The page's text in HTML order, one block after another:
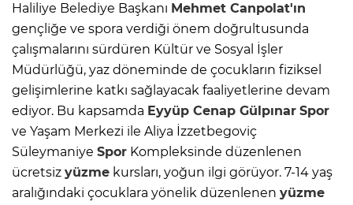
Haliliye Belediye Başkanı Mehmet Canpolat'ın
gençliğe ve spora verdiği önem doğrultusunda
çalışmalarını sürdüren Kültür ve Sosyal İşler
Müdürlüğü, yaz döneminde de çocukların fiziksel
gelişimlerine katkı sağlayacak faaliyetlerine devam
ediyor. Bu kapsamda Eyyüp Cenap Gülpınar Spor
ve Yaşam Merkezi ile Aliya İzzetbegoviç
Süleymaniye Spor Kompleksinde düzenlenen
ücretsiz yüzme kursları, yoğun ilgi görüyor. 7-14 yaş
aralığındaki çocuklara yönelik düzenlenen yüzme